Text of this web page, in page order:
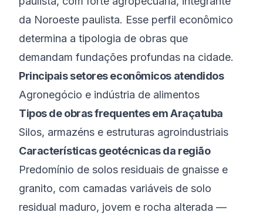
da Noroeste paulista. Esse perfil econômico
determina a tipologia de obras que
demandam fundações profundas na cidade.
Principais setores econômicos atendidos
Agronegócio e indústria de alimentos
Tipos de obras frequentes emAraçatuba
Silos, armazéns e estruturas agroindustriais
Características geotécnicas da região
Predomínio de solos residuais de gnaisse e
granito, com camadas variáveis de solo
residual maduro, jovem e rocha alterada —